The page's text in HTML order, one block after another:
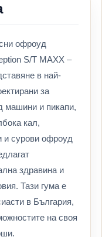
офроуд
S/T MAXX –
в най-
за
машини и пикапи,
кал,
и сурови офроуд
здравина и
Тази гума е
в България,
на своя